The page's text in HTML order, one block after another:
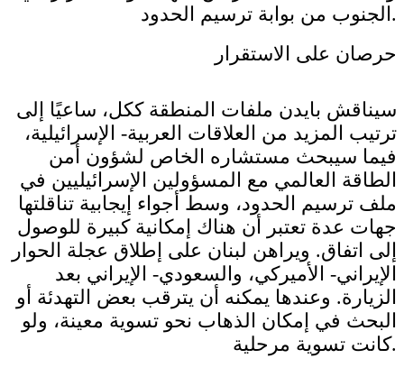
الجنوب من بوابة ترسيم الحدود.
حرصان على الاستقرار
سيناقش بايدن ملفات المنطقة ككل، ساعيًا إلى
ترتيب المزيد من العلاقات العربية- الإسرائيلية،
فيما سيبحث مستشاره الخاص لشؤون أمن
الطاقة العالمي مع المسؤولين الإسرائيليين في
ملف ترسيم الحدود، وسط أجواء إيجابية تناقلتها
جهات عدة تعتبر أن هناك إمكانية كبيرة للوصول
إلى اتفاق. ويراهن لبنان على إطلاق عجلة الحوار
الإيراني- الأميركي، والسعودي- الإيراني بعد
الزيارة. وعندها يمكنه أن يترقب بعض التهدئة أو
البحث في إمكان الذهاب نحو تسوية معينة، ولو
كانت تسوية مرحلية.